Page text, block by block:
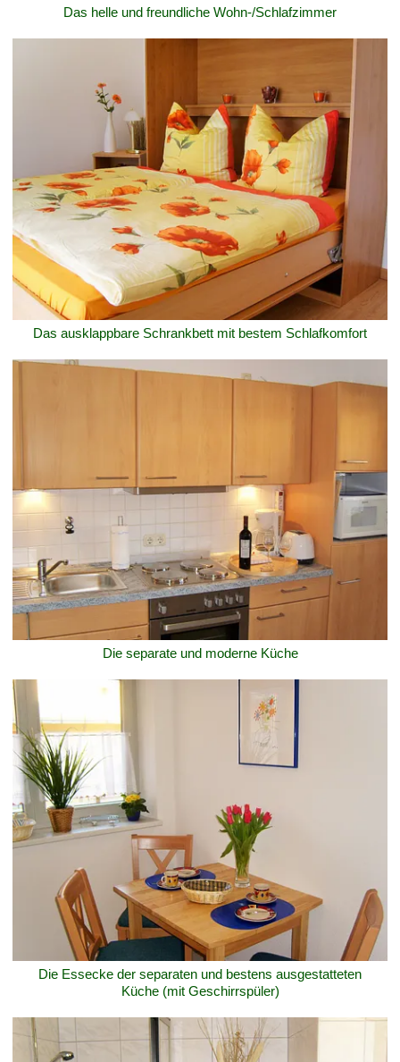
Das helle und freundliche Wohn-/Schlafzimmer
Das ausklappbare Schrankbett mit bestem Schlafkomfort
Die separate und moderne Küche
Die Essecke der separaten und bestens ausgestatteten
Küche (mit Geschirrspüler)